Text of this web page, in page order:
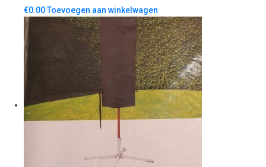
€0.00Toevoegen aan winkelwagen